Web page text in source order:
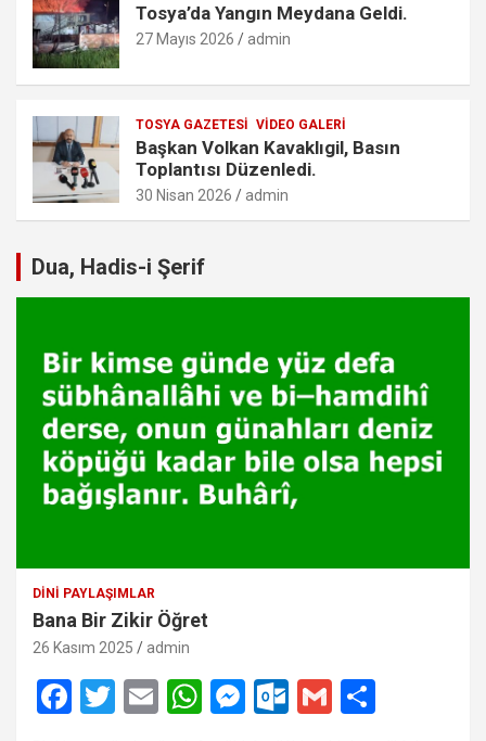
Tosya’da Yangın Meydana Geldi.
27 Mayıs 2026 admin
TOSYA GAZETESI VIDEO GALERI
Başkan Volkan Kavaklıgil, Basın
Toplantısı Düzenledi.
30 Nisan 2026 admin
Dua, Hadis-i Şerif
DINI PAYLAŞIMLAR
Bana Bir Zikir Öğret
26 Kasım 2025 admin
F
T
wi
E
m
W
h
M
es
O
ut
G
m
h